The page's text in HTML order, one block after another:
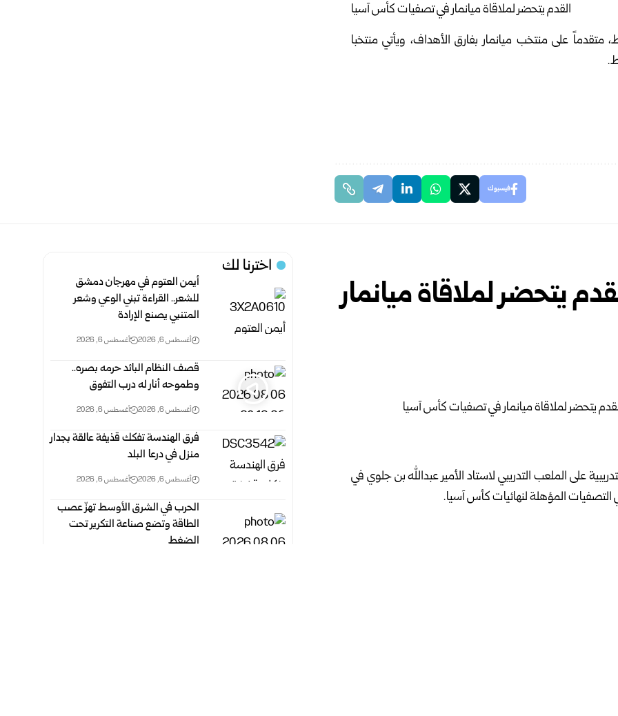
ترتيب مجموعته بالتصفيات برصيد 6 نقاط، متقدماً على منتخب ميانمار بفارق الأهداف، ويأتي منتخبا
فيسبوك
يتحضر لملاقاة ميانمار
على الملعب التدريبي لاستاد الأمير عبدالله بن جلوي في
التصفيات المؤهلة لنهائيات كأس آسيا.
اخترنا لك
أيمن العتوم في مهرجان دمشق
للشعر.. القراءة تبني الوعي وشعر
المتنبي يصنع الإرادة
أغسطس 6, 2026 أغسطس 6, 2026
قصف النظام البائد حرمه بصره..
وطموحه أنار له درب التفوق
أغسطس 6, 2026 أغسطس 6, 2026
فرق الهندسة تفكك قذيفة عالقة بجدار
منزل في درعا البلد
أغسطس 6, 2026 أغسطس 6, 2026
الحرب في الشرق الأوسط تهزّ عصب
الطاقة وتضع صناعة التكرير تحت
الضغط